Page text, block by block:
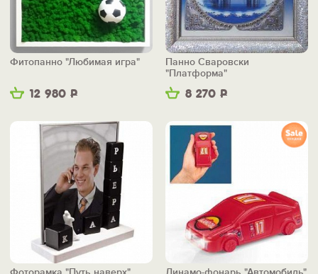
12 980 Р
Фитопанно "Любимая игра"
8 270 Р
Панно Сваровски
"Платформа"